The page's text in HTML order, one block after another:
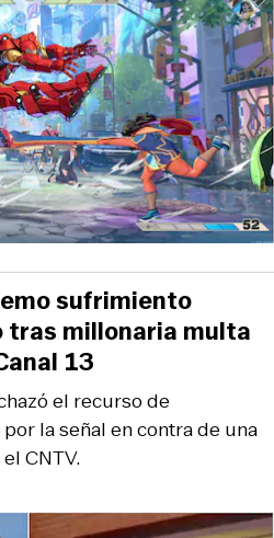
el recurso de
la señal en contra de una
CNTV.
sufrimiento
tras millonaria multa
13